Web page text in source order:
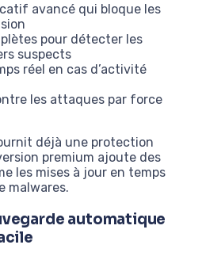
avancé qui bloque les
pour détecter les
suspects
réel en cas d’activité
les attaques par force
déjà une protection
premium ajoute des
les mises à jour en temps
malwares.
automatique